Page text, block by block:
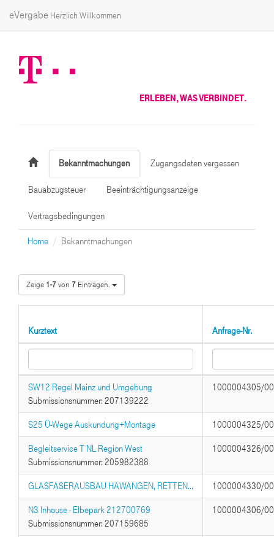
eVergabe Herzlich Willkommen
ERLEBEN, WAS VERBINDET.
Bekanntmachungen Zugangsdaten vergessen
Bauabzugsteuer Beeinträchtigungsanzeige
Vertragsbedingungen
Home Bekanntmachungen
Zeige 1-7von 7 Einträgen.
Kurztext Anfrage-Nr.
SW12 Regel Mainz und Umgebung
Submissionsnummer: 207139222
1000004305/
S25 Ü-Wege Auskundung+Montage 1000004325/
Begleitservice T NL Region West
Submissionsnummer: 205982388
1000004326/
GLASFASERAUSBAU HAWANGEN, RETTEN... 1000004330/
N3 Inhouse - Elbepark 212700769
Submissionsnummer: 207159685
1000004306/